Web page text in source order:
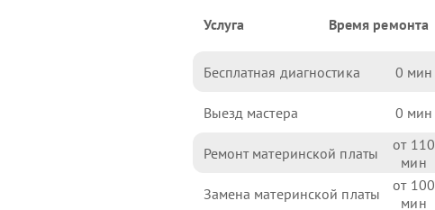
Услуга Время ремонта
Бесплатная диагностика 0
Выезд мастера 0
Ремонт материнской платы 110
Замена материнской платы 100